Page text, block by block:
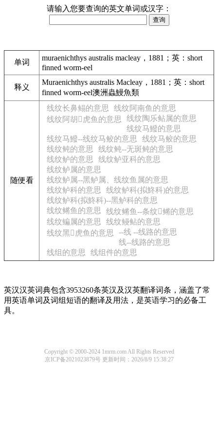
请输入您要查询的英文单词或汉字：
单词
muraenichthys australis macleay，1881；英：short
finned worm-eel
释义
Muraenichthys australis Macleay，1881；英：short
finned worm-eel澳洲蟲鰻魚類
随便看
线纹长鼻鳎的意思
线纹阿南鱼的意思
线纹阿胡𫚥虎鱼的意思
线纹陶乐鲇属的意思
线纹马鱍的意思
线纹马鱍--线纹马鲛的意思
线纹马鲛的意思
线纹鲀的意思
线纹鲀--无斑鲀的意思
线纹鲈的意思
线纹鲈亚科的意思
线纹鲈属的意思
线纹鲈属--黑鲈属、线纹鱼属的意思
线纹鲈科的意思
线纹鲈科(拟鮗科)的意思
线纹鲈科(拟鮗科)--黑鲈科的意思
线纹鳉鱼的意思
线纹鳉鱼--条纹𫚥鳉的意思
线纹鳊属的意思
线纹鳗鲇的意思
线纹黑𫚥虎鱼的意思
--线 --线路的意思
线--线路的意思
线组的意思
线组件的意思
英汉汉英词典包含3953260条英汉及汉英翻译词条，涵盖了常
用英语单词及词组短语的翻译及用法，是英语学习的必备工
具。
Copyright © 2000-2024 1mrm.com All Rights Reserved
京ICP备2021023879号 更新时间：2026/8/9 15:38:27